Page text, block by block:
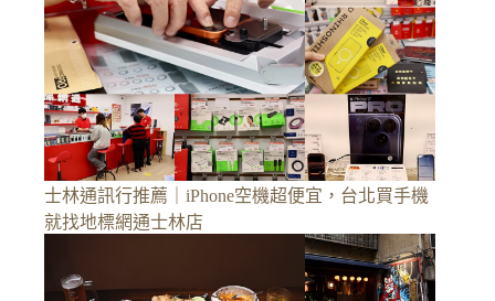
士林通訊行推薦｜iPhone空機超便宜，台北買手機
就找地標網通士林店